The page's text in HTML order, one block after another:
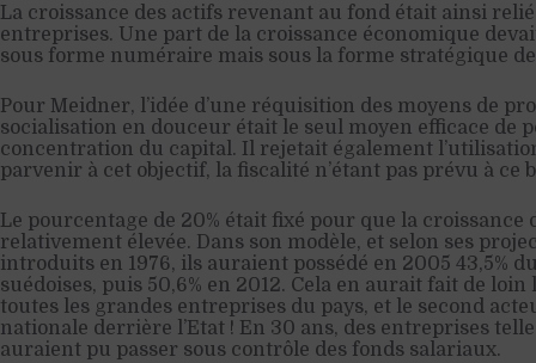
La croissance des actifs revenant au fond était ainsi
entreprises. Une part de la croissance économique
sous forme numéraire mais sous la forme stratégique
Pour Meidner, l’idée d’une réquisition des moyens de
socialisation en douceur était le seul moyen efficace de
concentration du capital. Il rejetait également
parvenir à cet objectif, la fiscalité n’étant pas prévu à ce
Le pourcentage de 20% était fixé pour que la croissance
relativement élevée. Dans son modèle, et selon ses
introduits en 1976, ils auraient possédé en 2005 43,5%
suédoises, puis 50,6% en 2012. Cela en aurait fait de
toutes les grandes entreprises du pays, et le second
nationale derrière l’Etat ! En 30 ans, des entreprises
auraient pu passer sous contrôle des fonds salariaux.